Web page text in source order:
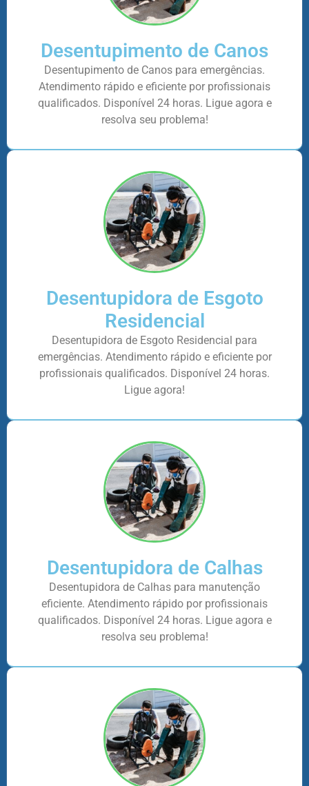
Desentupimento de Canos
Desentupimento de Canos para emergências.
Atendimento rápido e eficiente por profissionais
qualificados. Disponível 24 horas. Ligue agora e
resolva seu problema!
Desentupidora de Esgoto
Residencial
Desentupidora de Esgoto Residencial para
emergências. Atendimento rápido e eficiente por
profissionais qualificados. Disponível 24 horas.
Ligue agora!
Desentupidora de Calhas
Desentupidora de Calhas para manutenção
eficiente. Atendimento rápido por profissionais
qualificados. Disponível 24 horas. Ligue agora e
resolva seu problema!